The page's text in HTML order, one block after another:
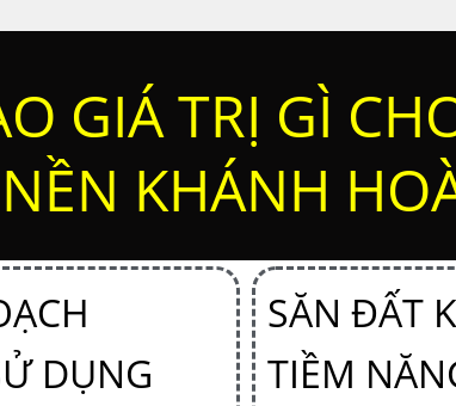
GIÁ TRỊ GÌ
NỀN KHÁNH
DỤNG
SĂN ĐẤT
TIỀM